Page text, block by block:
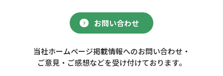
お問い合わせ
当社ホームページ掲載情報へのお問い合わせ・
ご意見・ご感想などを受け付けております。